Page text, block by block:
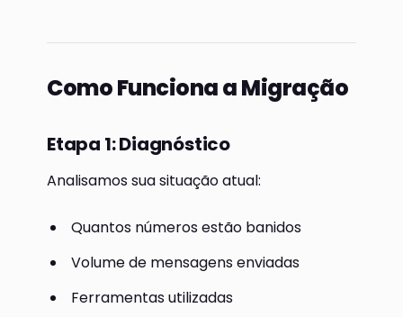
Como Funciona a Migração
Etapa 1: Diagnóstico
Analisamos sua situação atual:
Quantos números estão banidos
Volume de mensagens enviadas
Ferramentas utilizadas